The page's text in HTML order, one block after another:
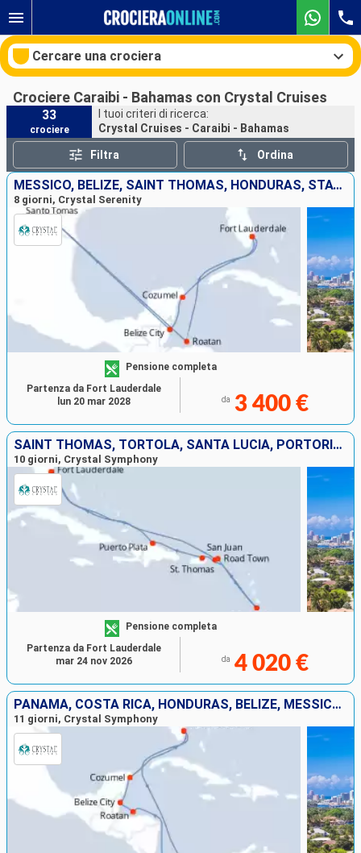
Cercare una crociera
Le nostre destinazioni
Mesi di partenza
Porti Compagnie
Ricerca
Crociere Caraibi - Bahamas con Crystal Cruises
33
crociere
I tuoi criteri di ricerca:
Crystal Cruises - Caraibi - Bahamas
Filtra Ordina
MESSICO, BELIZE, SAINT THOMAS, HONDURAS, STATI UNITI
8 giorni, Crystal Serenity
Pensione completa
da 3 400 €
Partenza da Fort Lauderdale
lun 20 mar 2028
SAINT THOMAS, TORTOLA, SANTA LUCIA, PORTORICO, REPUBBLICA DOMINICANA, STATI UNITI
10 giorni, Crystal Symphony
Pensione completa
da 4 020 €
Partenza da Fort Lauderdale
mar 24 nov 2026
PANAMA, COSTA RICA, HONDURAS, BELIZE, MESSICO, STATI UNITI
11 giorni, Crystal Symphony